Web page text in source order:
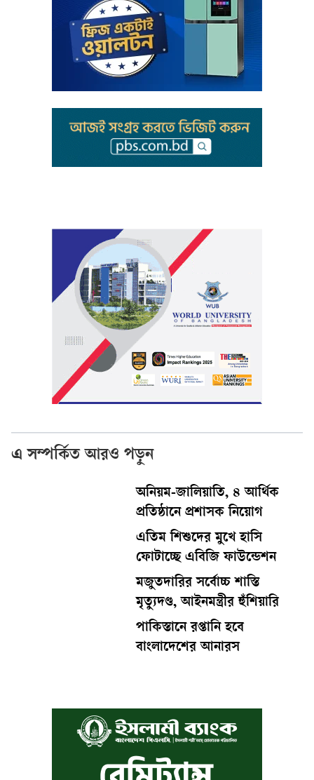
এ সম্পর্কিত আরও পড়ুন
অনিয়ম-জালিয়াতি, ৪ আর্থিক
প্রতিষ্ঠানে প্রশাসক নিয়োগ
এতিম শিশুদের মুখে হাসি
ফোটাচ্ছে এবিজি ফাউন্ডেশন
মজুতদারির সর্বোচ্চ শাস্তি
মৃত্যুদণ্ড, আইনমন্ত্রীর হুঁশিয়ারি
পাকিস্তানে রপ্তানি হবে
বাংলাদেশের আনারস